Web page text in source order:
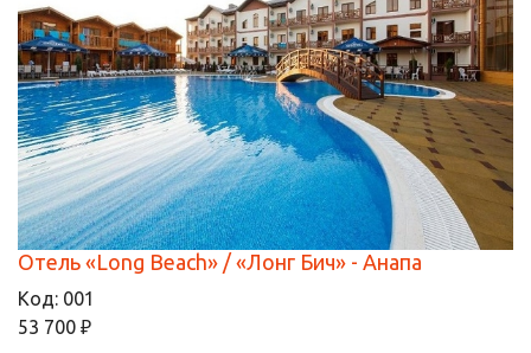
Отель «Long Beach» / «Лонг Бич» - Анапа
Код: 001
53 700 ₽